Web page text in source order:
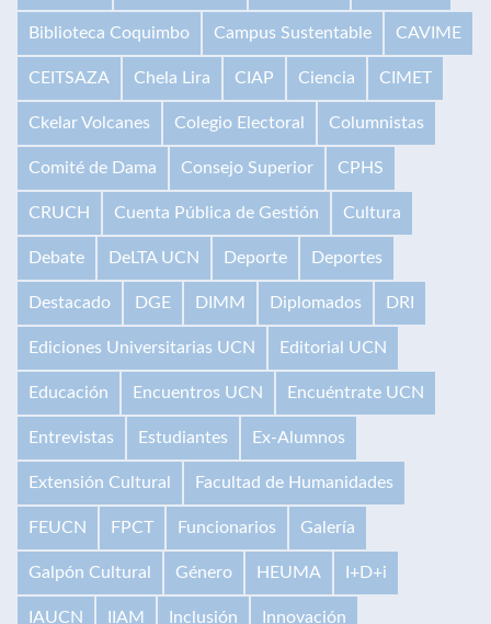
Biblioteca Coquimbo Campus Sustentable CAVIME
CEITSAZA Chela Lira CIAP Ciencia CIMET
Ckelar Volcanes Colegio Electoral Columnistas
Comité de Dama Consejo Superior CPHS
CRUCH Cuenta Pública de Gestión Cultura
Debate DeLTA UCN Deporte Deportes
Destacado DGE DIMM Diplomados DRI
Ediciones Universitarias UCN Editorial UCN
Educación Encuentros UCN Encuéntrate UCN
Entrevistas Estudiantes Ex-Alumnos
Extensión Cultural Facultad de Humanidades
FEUCN FPCT Funcionarios Galería
Galpón Cultural Género HEUMA I+D+i
IAUCN IIAM Inclusión Innovación